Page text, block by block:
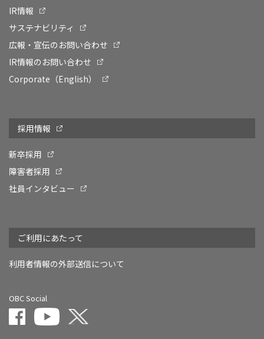
IR情報
サステナビリティ
広報・宣伝のお問い合わせ
IR情報のお問い合わせ
Corporate（English）
採用情報
新卒採用
障害者採用
社員インタビュー
ご利用にあたって
利用者情報の外部送信について
OBC Social